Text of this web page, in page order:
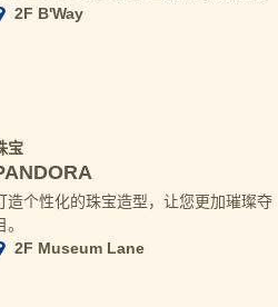
2F B'Way
宝
造个性化的珠宝造型，让您更加璀璨夺
。
2F Museum Lane